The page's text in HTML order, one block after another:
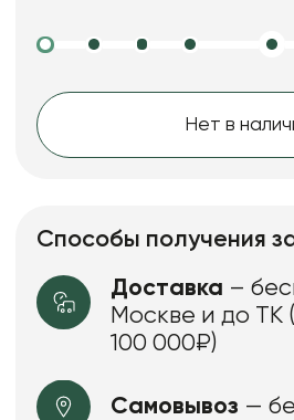
Нет в
Способы получения
Доставка –
Москве и до ТК
100 000₽)
Самовывоз —